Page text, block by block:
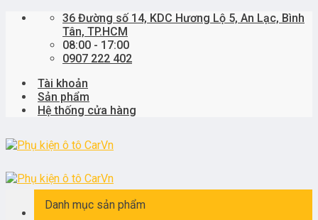
Skip
36 Đường số 14, KDC Hương Lộ 5, An Lạc, Bình
Tân, TP.HCM
08:00 - 17:00
0907 222 402
Tài khoản
Sản phẩm
Hệ thống cửa hàng
Danh mục sản phẩm